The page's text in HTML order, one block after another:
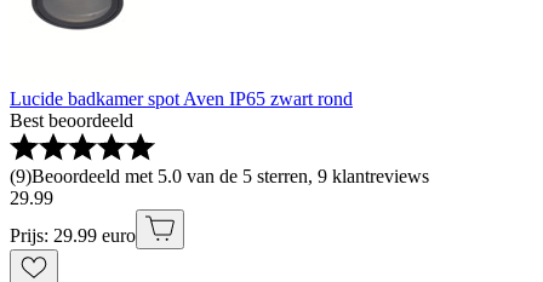
Lucide badkamer spot Aven IP65 zwart rond
Best beoordeeld
(9)Beoordeeld met 5.0 van de 5 sterren, 9 klantreviews
29.99
Prijs: 29.99 euro